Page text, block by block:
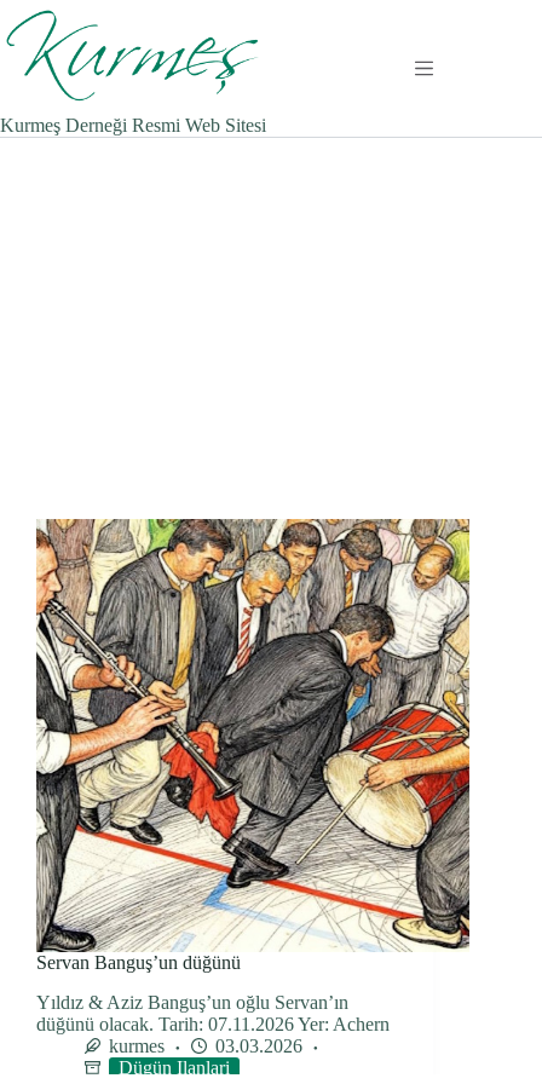
Inhalt
springen
Kurmeş Derneği Resmi Web Sitesi
Servan Banguş’un düğünü
Yıldız & Aziz Banguş’un oğlu Servan’ın
düğünü olacak. Tarih: 07.11.2026 Yer: Achern
kurmes
03.03.2026
Dügün Ilanlari